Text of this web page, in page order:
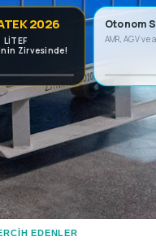
2026
LİTEF
Zirvesinde!
Otonom
AMR, AGV ve
EDENLER